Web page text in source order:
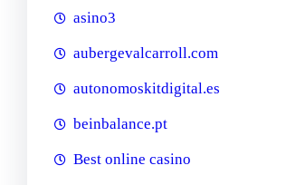
asino3
aubergevalcarroll.com
autonomoskitdigital.es
beinbalance.pt
Best online casino